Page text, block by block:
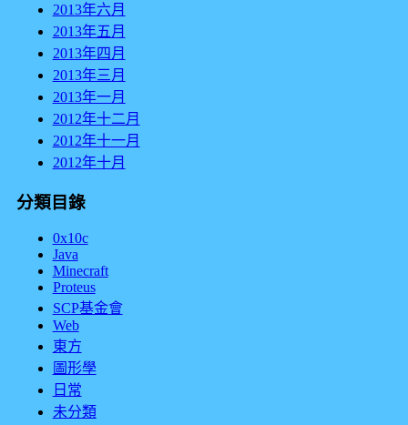
2013年六月
2013年五月
2013年四月
2013年三月
2013年一月
2012年十二月
2012年十一月
2012年十月
分類目錄
0x10c
Java
Minecraft
Proteus
SCP基金會
Web
東方
圖形學
日常
未分類